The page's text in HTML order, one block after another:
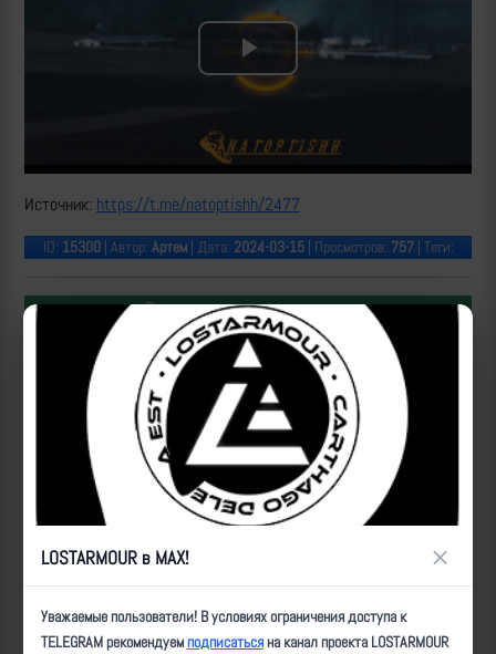
Play
Источник: https://t.me/natoptishh/2477
ID: 15300| Автор: Артем| Дата: 2024-03-15| Просмотров: 757| Теги:
Популярные за сегодня видео
Уничтожение БпЛА ВСУ расчетами ПВО 50-й отдельной
бригады «Варяг» над трассой Новороссия #28
LOSTARMOUR в MAX! ×
Уважаемые пользователи! В условиях ограничения доступа к
TELEGRAM рекомендуемподписатьсяна канал проекта LOSTARMOUR